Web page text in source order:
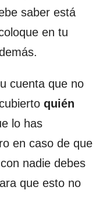
saber está
en tu
cuenta que no
quién
lo has
en caso de que
nadie debes
que esto no